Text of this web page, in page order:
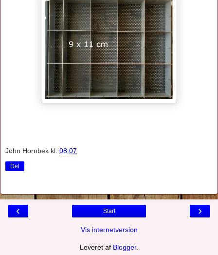
John Hornbek kl. 08.07
Del
‹ ›
Start
Vis internetversion
Leveret af Blogger.